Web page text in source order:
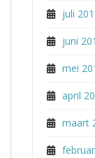
juli
juni
mei
april
maart